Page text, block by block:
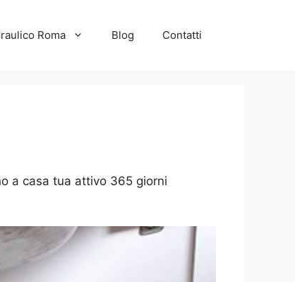
Roma Blog Contatti
a casa tua attivo 365 giorni